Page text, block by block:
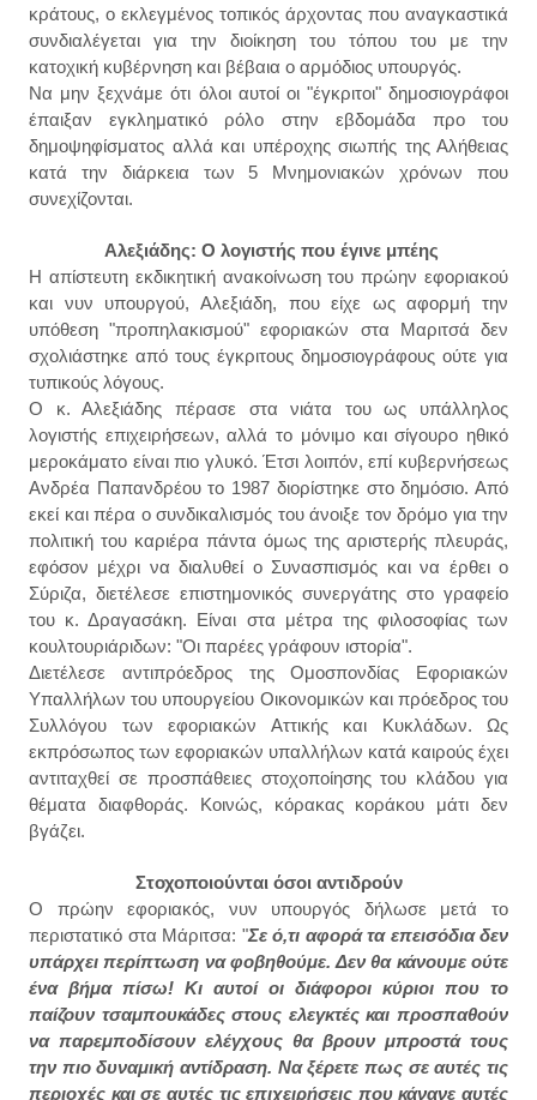
κράτους, ο εκλεγμένος τοπικός άρχοντας που αναγκαστικά
συνδιαλέγεται για την διοίκηση του τόπου του με την
κατοχική κυβέρνηση και βέβαια ο αρμόδιος υπουργός.
Να μην ξεχνάμε ότι όλοι αυτοί οι "έγκριτοι" δημοσιογράφοι
έπαιξαν εγκληματικό ρόλο στην εβδομάδα προ του
δημοψηφίσματος αλλά και υπέροχης σιωπής της Αλήθειας
κατά την διάρκεια των 5 Μνημονιακών χρόνων που
συνεχίζονται.
Αλεξιάδης: Ο λογιστής που έγινε μπέης
Η απίστευτη εκδικητική ανακοίνωση του πρώην εφοριακού
και νυν υπουργού, Αλεξιάδη, που είχε ως αφορμή την
υπόθεση "προπηλακισμού" εφοριακών στα Μαριτσά δεν
σχολιάστηκε από τους έγκριτους δημοσιογράφους ούτε για
τυπικούς λόγους.
Ο κ. Αλεξιάδης πέρασε στα νιάτα του ως υπάλληλος
λογιστής επιχειρήσεων, αλλά το μόνιμο και σίγουρο ηθικό
μεροκάματο είναι πιο γλυκό. Έτσι λοιπόν, επί κυβερνήσεως
Ανδρέα Παπανδρέου το 1987 διορίστηκε στο δημόσιο. Από
εκεί και πέρα ο συνδικαλισμός του άνοιξε τον δρόμο για την
πολιτική του καριέρα πάντα όμως της αριστερής πλευράς,
εφόσον μέχρι να διαλυθεί ο Συνασπισμός και να έρθει ο
Σύριζα, διετέλεσε επιστημονικός συνεργάτης στο γραφείο
του κ. Δραγασάκη. Είναι στα μέτρα της φιλοσοφίας των
κουλτουριάριδων: "Οι παρέες γράφουν ιστορία".
Διετέλεσε αντιπρόεδρος της Ομοσπονδίας Εφοριακών
Υπαλλήλων του υπουργείου Οικονομικών και πρόεδρος του
Συλλόγου των εφοριακών Αττικής και Κυκλάδων. Ως
εκπρόσωπος των εφοριακών υπαλλήλων κατά καιρούς έχει
αντιταχθεί σε προσπάθειες στοχοποίησης του κλάδου για
θέματα διαφθοράς. Κοινώς, κόρακας κοράκου μάτι δεν
βγάζει.
Στοχοποιούνται όσοι αντιδρούν
Ο πρώην εφοριακός, νυν υπουργός δήλωσε μετά το
περιστατικό στα Μάριτσα: "Σε ό,τι αφορά τα επεισόδια δεν
υπάρχει περίπτωση να φοβηθούμε. Δεν θα κάνουμε ούτε
ένα βήμα πίσω! Κι αυτοί οι διάφοροι κύριοι που το
παίζουν τσαμπουκάδες στους ελεγκτές και προσπαθούν
να παρεμποδίσουν ελέγχους θα βρουν μπροστά τους
την πιο δυναμική αντίδραση. Να ξέρετε πως σε αυτές τις
περιοχές και σε αυτές τις επιχειρήσεις που κάνανε αυτές